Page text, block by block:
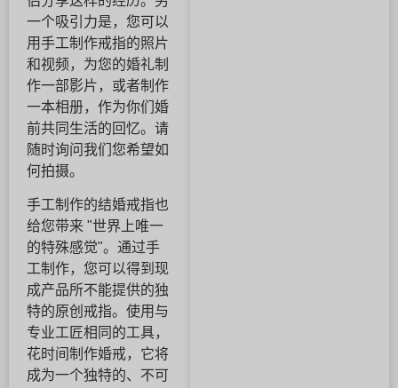
一个吸引力是，您可以
用手工制作戒指的照片
和视频，为您的婚礼制
作一部影片，或者制作
一本相册，作为你们婚
前共同生活的回忆。请
随时询问我们您希望如
何拍摄。
手工制作的结婚戒指也
给您带来 "世界上唯一
的特殊感觉"。通过手
工制作，您可以得到现
成产品所不能提供的独
特的原创戒指。使用与
专业工匠相同的工具，
花时间制作婚戒，它将
成为一个独特的、不可